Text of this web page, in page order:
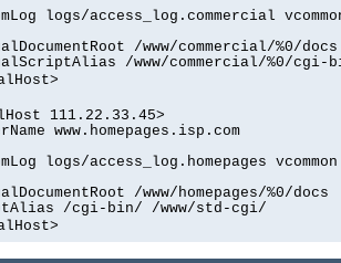
logs/access_log.commercial
/www/commercial/%0/docs
/www/commercial/%0/cgi-
111.22.33.45>
www.homepages.isp.com
logs/access_log.homepages vcommon
/www/homepages/%0/docs
/cgi-bin/ /www/std-cgi/